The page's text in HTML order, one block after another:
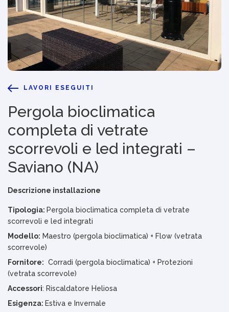
LAVORI ESEGUITI
Pergola bioclimatica
completa di vetrate
scorrevoli e led integrati –
Saviano (NA)
Descrizione installazione
Tipologia: Pergola bioclimatica completa di vetrate
scorrevoli e led integrati
Modello: Maestro (pergola bioclimatica) + Flow (vetrata
scorrevole)
Fornitore: Corradi (pergola bioclimatica) + Protezioni
(vetrata scorrevole)
Accessori: Riscaldatore Heliosa
Esigenza: Estiva e Invernale